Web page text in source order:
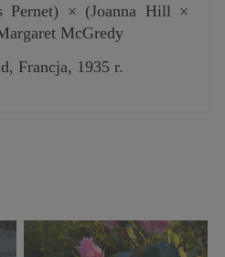
Pernet) × (Joanna Hill ×
McGredy
Francja, 1935 r.